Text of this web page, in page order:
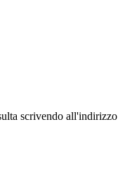
scrivendo all'indirizzo